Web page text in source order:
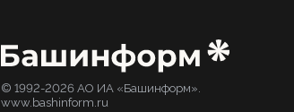
© 1992-2026 АО ИА «Башинформ».
www.bashinform.ru